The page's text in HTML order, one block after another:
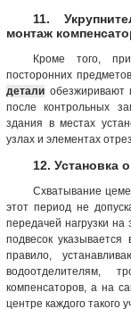
11.
монтаж
Кроме того,
посторонних
детали обезжиривают
после контрольных
здания в местах
узлах и элементах
12. Установка
Схватывание
этот период не
передачей нагрузки
подвесок
правило,
водоотделителям,
компенсаторов, а на
центре каждого такого